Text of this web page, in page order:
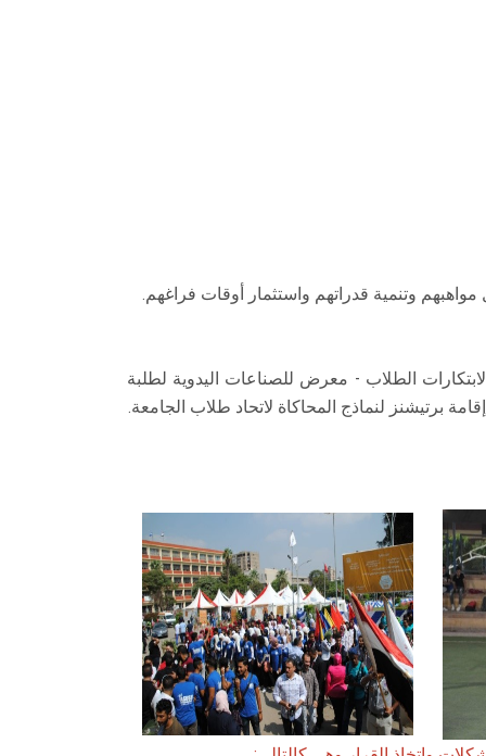
الطلاب - معرض للصناعات اليدوية لطلبة